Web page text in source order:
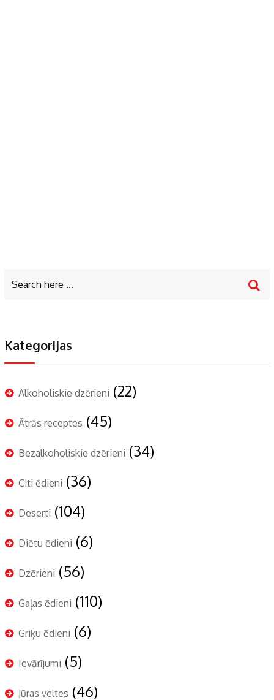
Kategorijas
Alkoholiskie dzērieni (22)
Ātrās receptes (45)
Bezalkoholiskie dzērieni (34)
Citi ēdieni (36)
Deserti (104)
Diētu ēdieni (6)
Dzērieni (56)
Gaļas ēdieni (110)
Griķu ēdieni (6)
Ievārījumi (5)
Jūras veltes (46)